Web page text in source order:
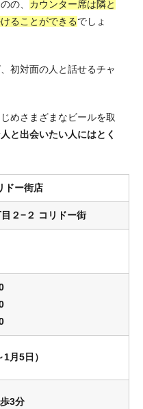
の、 カウンター席は隣と
ることができるでしょ
初対面の人と話せるチャ
めさまざまなビールを取
と出会いたい人にはとく
ドー街店
２−２ コリドー街
月5日）
3分